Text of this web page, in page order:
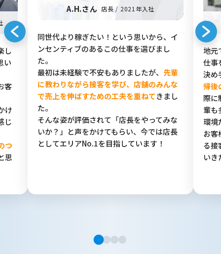
し
い
客
け
じ
つ
思
A.H.さん 店長 / 2021年入社
同世代より稼ぎたい！という思いから、イ
ンセンティブのあるこの仕事を選びまし
た。
最初は未経験で不安もありましたが、 先輩
に教わりながら接客を学び、店舗のみんな
で売上を伸ばすための工夫を重ねてきまし
た。
そんな姿が評価されて「店長をやってみな
いか？」と声をかけてもらい、今では店長
としてエリアNo.1を目指しています！
地元
仕事
決め
帰後
際に
輩も
環境
お客
る接
いき